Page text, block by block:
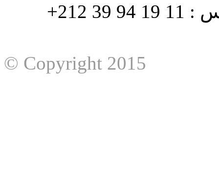
هاتف : 90/88 32 94 39 212+ فاكس : 11 19 94 39 212+
© Copyright 2015